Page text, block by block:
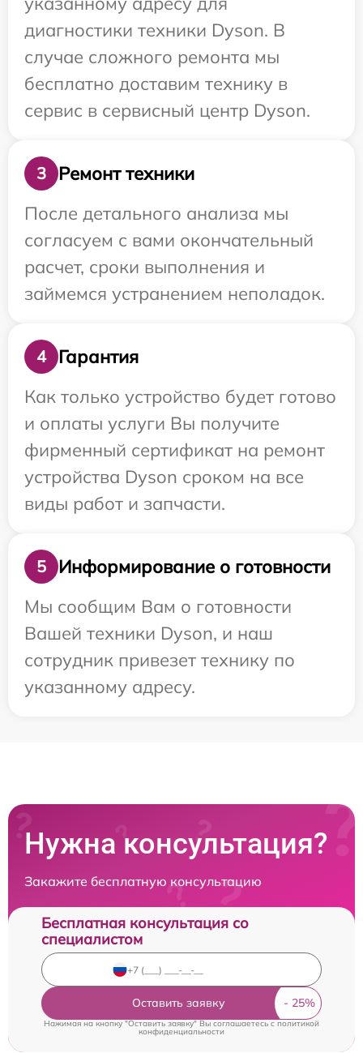
диагностики техники Dyson. В
случае сложного ремонта мы
бесплатно доставим технику в
сервис в сервисный центр Dyson.
3
Ремонт техники
После детального анализа мы
согласуем с вами окончательный
расчет, сроки выполнения и
займемся устранением неполадок.
4
Гарантия
Как только устройство будет готово
и оплаты услуги Вы получите
фирменный сертификат на ремонт
устройства Dyson сроком на все
виды работ и запчасти.
5
Информирование о готовности
Мы сообщим Вам о готовности
Вашей техники Dyson, и наш
сотрудник привезет технику по
указанному адресу.
Нужна консультация?
Закажите бесплатную консультацию
Бесплатная консультация со
специалистом
Оставить заявку
Нажимая на кнопку "Оставить заявку" Вы соглашаетесь cполитикой
конфиденциальности